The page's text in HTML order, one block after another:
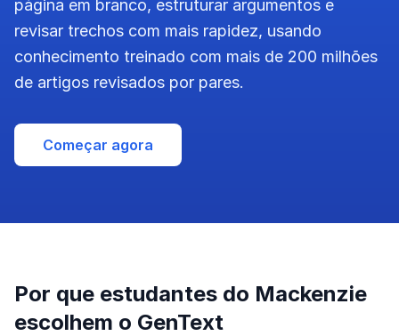
página em branco, estruturar argumentos e
revisar trechos com mais rapidez, usando
conhecimento treinado com mais de 200 milhões
de artigos revisados por pares.
Começar agora
Por que estudantes do Mackenzie
escolhem o GenText